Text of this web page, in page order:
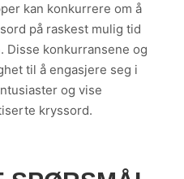
kan konkurrere om å
på raskest mulig tid
Disse konkurransene og
til å engasjere seg i
og vise
kryssord.